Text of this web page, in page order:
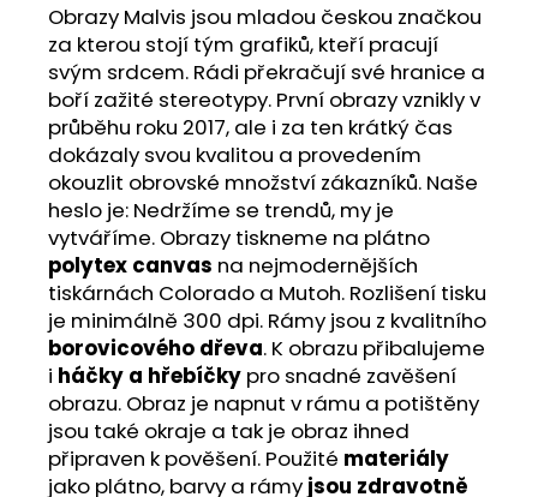
Obrazy Malvis jsou mladou českou značkou
za kterou stojí tým grafiků, kteří pracují
svým srdcem. Rádi překračují své hranice a
boří zažité stereotypy. První obrazy vznikly v
průběhu roku 2017, ale i za ten krátký čas
dokázaly svou kvalitou a provedením
okouzlit obrovské množství zákazníků. Naše
heslo je: Nedržíme se trendů, my je
vytváříme. Obrazy tiskneme na plátno
polytex canvas na nejmodernějších
tiskárnách Colorado a Mutoh. Rozlišení tisku
je minimálně 300 dpi. Rámy jsou z kvalitního
borovicového dřeva. K obrazu přibalujeme
i háčky a hřebíčky pro snadné zavěšení
obrazu. Obraz je napnut v rámu a potištěny
jsou také okraje a tak je obraz ihned
připraven k pověšení. Použité materiály
jako plátno, barvy a rámy jsou zdravotně